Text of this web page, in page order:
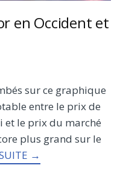
en Occident et
sur ce graphique
entre le prix de
et le prix du marché
plus grand sur le
→